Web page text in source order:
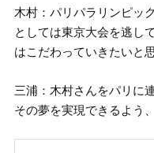
木村：パリパラリンピッ
としては東京大会を逃し
はこだわっていきたいと
三浦：木村さんをパリに
その夢を実現できるよう